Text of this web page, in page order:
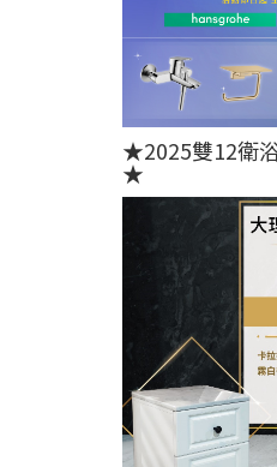
★2025雙12衛
★